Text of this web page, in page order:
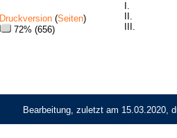
Druckversion (Seiten)
72% (656)
I.
II.
III.
Bearbeitung, zuletzt am 15.03.2020,